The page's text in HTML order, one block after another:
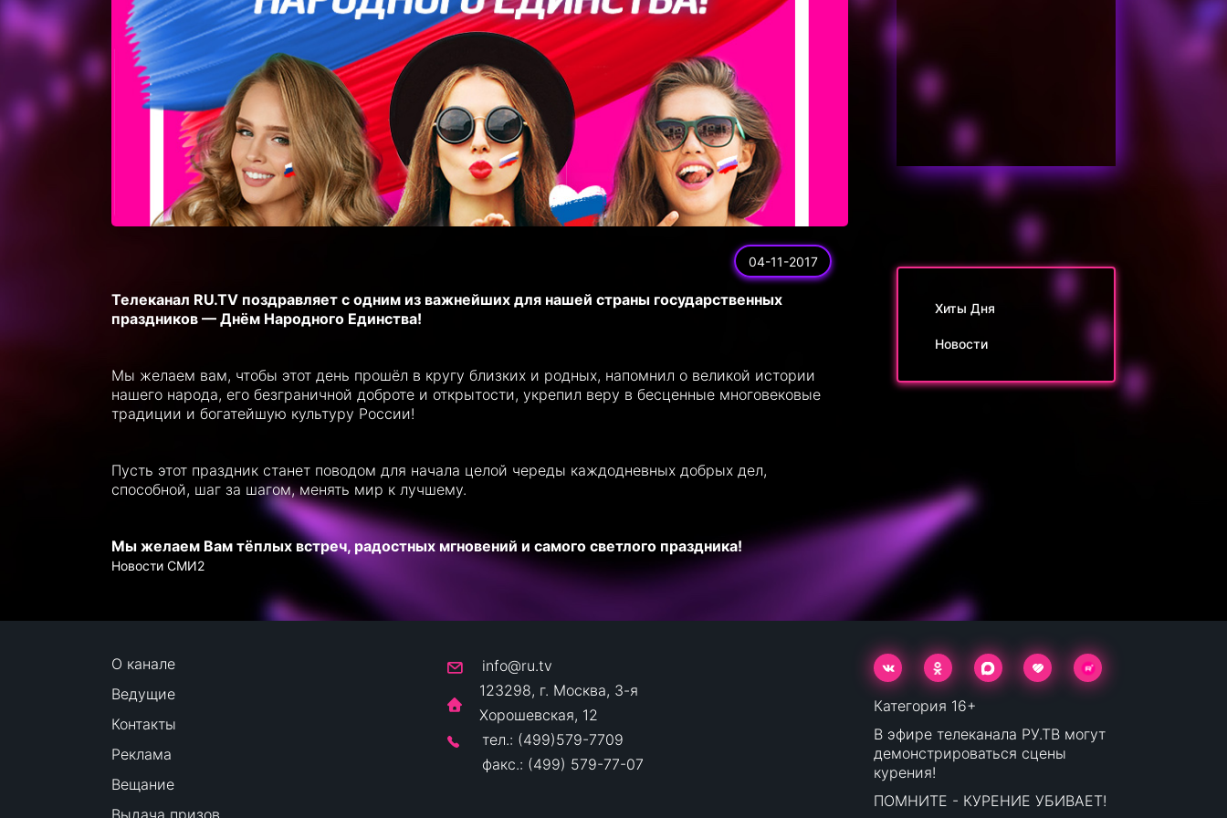
04-11-2017
Телеканал RU.TV поздравляет с одним из важнейших для нашей страны государственных
праздников — Днём Народного Единства!
Мы желаем вам, чтобы этот день прошёл в кругу близких и родных, напомнил о великой истории
нашего народа, его безграничной доброте и открытости, укрепил веру в бесценные многовековые
традиции и богатейшую культуру России!
Пусть этот праздник станет поводом для начала целой череды каждодневных добрых дел,
способной, шаг за шагом, менять мир к лучшему.
Мы желаем Вам тёплых встреч, радостных мгновений и самого светлого праздника!
Новости СМИ2
Хиты Дня
Новости
О канале
Ведущие
Контакты
Реклама
Вещание
Выдача призов
info@ru.tv
123298, г. Москва, 3-я
Хорошевская, 12
тел.: (499)579-7709
факс.: (499) 579-77-07
Категория 16+
В эфире телеканала РУ.ТВ могут
демонстрироваться сцены
курения!
ПОМНИТЕ - КУРЕНИЕ УБИВАЕТ!